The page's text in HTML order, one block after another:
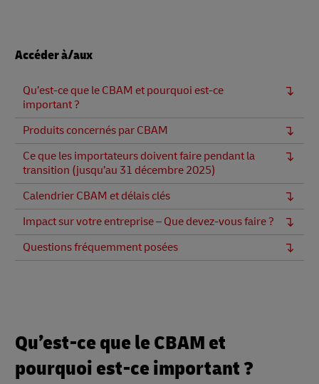
Accéder à/aux
Qu’est-ce que le CBAM et pourquoi est-ce
important ?
Produits concernés par CBAM
Ce que les importateurs doivent faire pendant la
transition (jusqu’au 31 décembre 2025)
Calendrier CBAM et délais clés
Impact sur votre entreprise – Que devez-vous faire ?
Questions fréquemment posées
Qu’est-ce que le CBAM et
pourquoi est-ce important ?